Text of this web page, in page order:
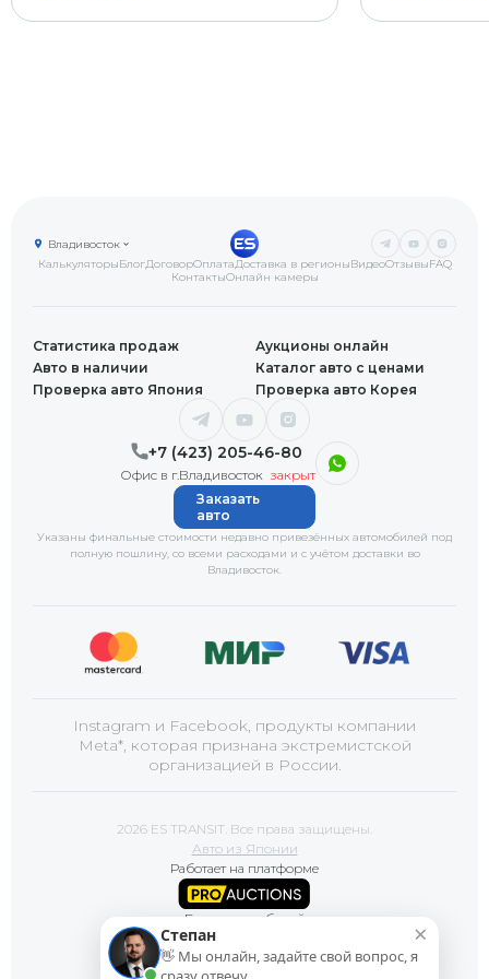
КалькуляторыБлогДоговорОплатаДоставка в регионыВидеоОтзывыFAQ
КонтактыОнлайн камеры
Владивосток
+7 (423) 205-46-80
Офис в г.Владивосток закрыт
Статистика продаж
Аукционы онлайн
Авто в наличии
Каталог авто с ценами
Проверка авто Япония
Проверка авто Корея
Указаны финальные стоимости недавно привезённых автомобилей под
полную пошлину, со всеми расходами и с учётом доставки во
Владивосток.
Заказать
авто
Instagram и Facebook, продукты компании
Meta*, которая признана экстремистской
организацией в России.
2026 ES TRANSIT. Все права защищены.
Авто из Японии
Работает на платформе
Базы автомобилей
Сайт продвигает
×
Степан
👋 Мы онлайн, задайте свой вопрос, я